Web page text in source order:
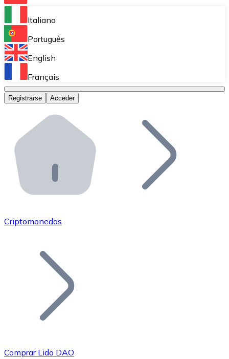
Bitnovo Ramp
Integra nuestra solución en tu plataforma.
Bitnovo Giftcards
Bitnovo OTC
Bitnovo ATM
Integra un ATM Bitnovo en tu negocio y permite que
Bitnovo API
Integra nuestra API en tu ecosistema.
Únete a nuestra red de distribuidores.
Añade tu proyecto a nuestro ecosistema.
Italiano
Português
English
Français
Registrarse Acceder
Criptomonedas
Comprar Lido DAO